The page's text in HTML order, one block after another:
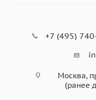
+7 (495)
Москва,
(ранее